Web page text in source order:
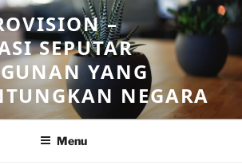
–
SEPUTAR
YANG
NEGARA
Menu